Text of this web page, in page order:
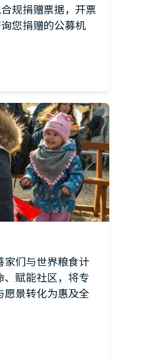
规捐赠票据，开票
您捐赠的公募机
家们与世界粮食计
赋能社区，将专
愿景转化为惠及全